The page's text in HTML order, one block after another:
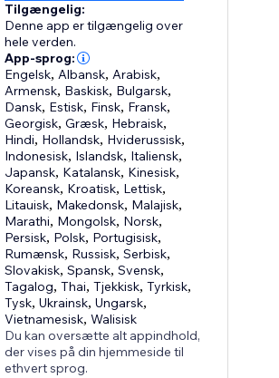
Tilgængelig:
Denne app er tilgængelig over
hele verden.
App-sprog:
Engelsk, Albansk, Arabisk,
Armensk, Baskisk, Bulgarsk,
Dansk, Estisk, Finsk, Fransk,
Georgisk,Græsk, Hebraisk,
Hindi, Hollandsk, Hviderussisk,
Indonesisk, Islandsk, Italiensk,
Japansk, Katalansk, Kinesisk,
Koreansk, Kroatisk, Lettisk,
Litauisk, Makedonsk, Malajisk,
Marathi, Mongolsk, Norsk,
Persisk, Polsk, Portugisisk,
Rumænsk, Russisk,Serbisk,
Slovakisk,Spansk,Svensk,
Tagalog,Thai,Tjekkisk,Tyrkisk,
Tysk,Ukrainsk,Ungarsk,
Vietnamesisk,Walisisk
Du kan oversætte alt appindhold,
der vises på din hjemmeside til
ethvert sprog.